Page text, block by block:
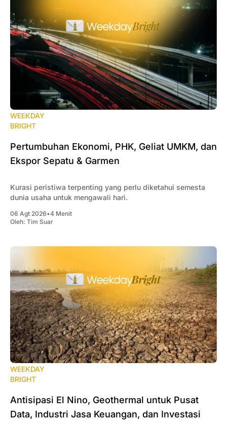
WEEKDAY
BRIGHT
Pertumbuhan Ekonomi, PHK, Geliat UMKM, dan
Ekspor Sepatu & Garmen
Kurasi peristiwa terpenting yang perlu diketahui semesta
dunia usaha untuk mengawali hari.
06 Agt 2026•4 Menit
Oleh: Tim Suar
WEEKDAY
BRIGHT
Antisipasi El Nino, Geothermal untuk Pusat
Data, Industri Jasa Keuangan, dan Investasi